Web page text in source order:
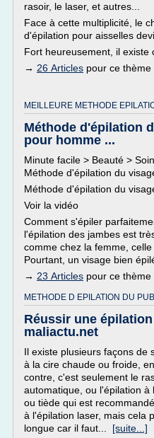
rasoir, le laser, et autres...
Face à cette multiplicité, le
d'épilation pour aisselles
Fort heureusement, il existe
→ 26 Articles pour ce thème
MEILLEURE METHODE
Méthode d'épilation
pour homme ...
Minute facile > Beauté >
Méthode d'épilation du
Méthode d'épilation du
Voir la vidéo
Comment s'épiler
l'épilation des jambes est
comme chez la femme,
Pourtant, un visage bien
→ 23 Articles pour ce thème
METHODE D EPILATION DU
Réussir une
maliactu.net
Il existe plusieurs façons de
à la cire chaude ou froide,
contre, c'est seulement le
automatique, ou l'épilation
ou tiède qui est
à l'épilation laser, mais cela
longue car il faut... [suite...]